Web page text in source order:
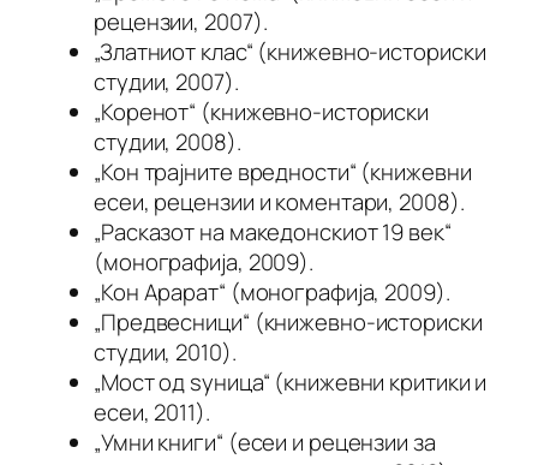
рецензии, 2007).
„Златниот клас“ (книжевно-историски
студии, 2007).
„Коренот“ (книжевно-историски
студии, 2008).
„Кон трајните вредности“ (книжевни
есеи, рецензии и коментари, 2008).
„Расказот на македонскиот 19 век“
(монографија, 2009).
„Кон Арарат“ (монографија, 2009).
„Предвесници“ (книжевно-историски
студии, 2010).
„Мост од ѕуница“ (книжевни критики и
есеи, 2011).
„Умни книги“ (есеи и рецензии за